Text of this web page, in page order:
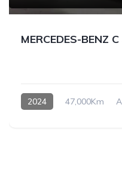
MERCEDES-BENZ
2024 47,000Km